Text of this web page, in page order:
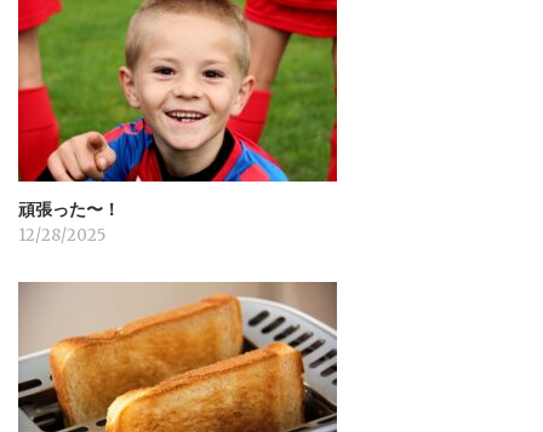
ョ
ン
頑張った〜！
12/28/2025